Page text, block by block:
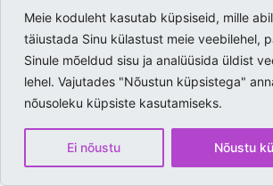
Meie koduleht kasutab küpsiseid, mille
täiustada Sinu külastust meie veebilehel,
Sinule mõeldud sisu ja analüüsida üldist
lehel. Vajutades "Nõustun küpsistega"
nõusoleku küpsiste kasutamiseks.
Ei nõustu Nõustu